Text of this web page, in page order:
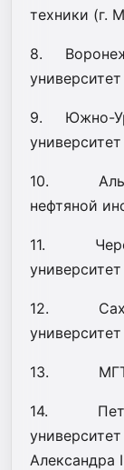
техники (г.
8.
9. Южно-
10.
нефтяной
11.
12.
13. МГТУ
14.
Александра